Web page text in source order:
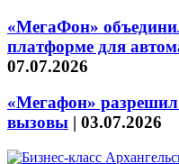
«МегаФон»
платформе для
07.07.2026
«Мегафон»
вызовы | 03.07.2026